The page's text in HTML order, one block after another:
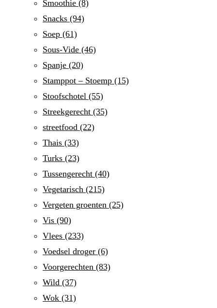
Smoothie (8)
Snacks (94)
Soep (61)
Sous-Vide (46)
Spanje (20)
Stamppot – Stoemp (15)
Stoofschotel (55)
Streekgerecht (35)
streetfood (22)
Thais (33)
Turks (23)
Tussengerecht (40)
Vegetarisch (215)
Vergeten groenten (25)
Vis (90)
Vlees (233)
Voedsel droger (6)
Voorgerechten (83)
Wild (37)
Wok (31)